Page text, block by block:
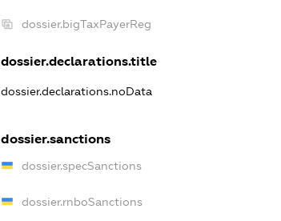
dossier.bigTaxPayerReg
dossier.declarations.title
dossier.declarations.noData
dossier.sanctions
dossier.specSanctions
dossier.rnboSanctions